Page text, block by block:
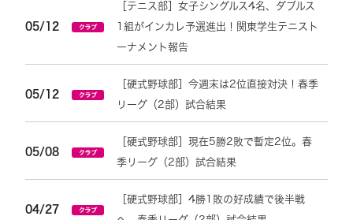
05/12
［テニス部］女子シングルス4名、ダブルス
1組がインカレ予選進出！関東学生テニスト
ーナメント報告
05/12
［硬式野球部］今週末は2位直接対決！春季
リーグ（2部）試合結果
05/08
［硬式野球部］現在5勝2敗で暫定2位。春
季リーグ（2部）試合結果
04/27
［硬式野球部］4勝1敗の好成績で後半戦